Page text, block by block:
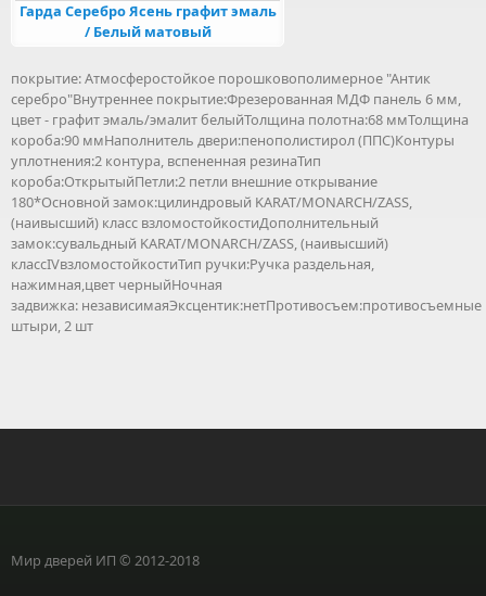
Гарда Серебро Ясень графит эмаль
/ Белый матовый
покрытие: Атмосферостойкое порошковополимерное "Антик
серебро"Внутреннее покрытие:Фрезерованная МДФ панель 6 мм,
цвет - графит эмаль/эмалит белыйТолщина полотна:68 ммТолщина
короба:90 ммНаполнитель двери:пенополистирол (ППС)Контуры
уплотнения:2 контура, вспененная резинаТип
короба:ОткрытыйПетли:2 петли внешние открывание
180*Основной замок:цилиндровый KARAT/MONARCH/ZASS,
(наивысший) класс взломостойкостиДополнительный
замок:сувальдный KARAT/MONARCH/ZASS, (наивысший)
классIVвзломостойкостиТип ручки:Ручка раздельная,
нажимная,цвет черныйНочная
задвижка: независимаяЭксцентик:нетПротивосъем:противосъемные
штыри, 2 шт
Мир дверей ИП © 2012-2018